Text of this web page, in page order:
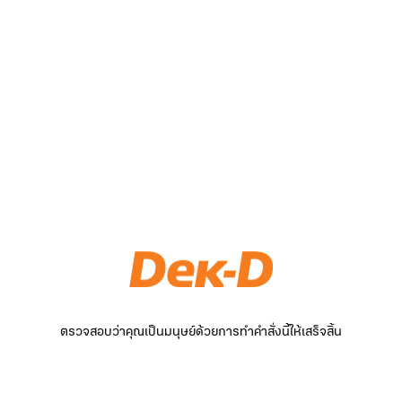
ตรวจสอบว่าคุณเป็นมนุษย์ด้วยการทำคำสั่งนี้ให้เสร็จสิ้น